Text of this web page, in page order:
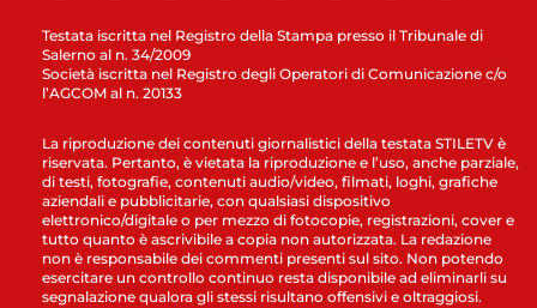
Testata iscritta nel Registro della Stampa presso il Tribunale di
Salerno al n. 34/2009
Società iscritta nel Registro degli Operatori di Comunicazione c/o
l’AGCOM al n. 20133
La riproduzione dei contenuti giornalistici della testata STILETV è
riservata. Pertanto, è vietata la riproduzione e l’uso, anche parziale,
di testi, fotografie, contenuti audio/video, filmati, loghi, grafiche
aziendali e pubblicitarie, con qualsiasi dispositivo
elettronico/digitale o per mezzo di fotocopie, registrazioni, cover e
tutto quanto è ascrivibile a copia non autorizzata. La redazione
non è responsabile dei commenti presenti sul sito. Non potendo
esercitare un controllo continuo resta disponibile ad eliminarli su
segnalazione qualora gli stessi risultano offensivi e oltraggiosi.